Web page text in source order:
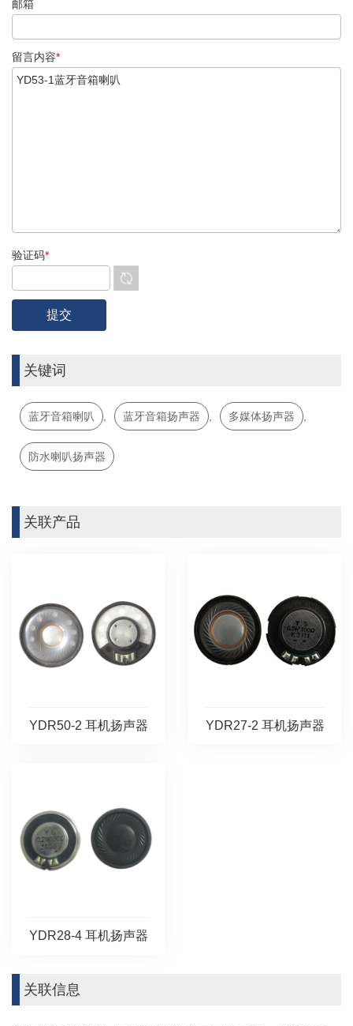
邮箱
留言内容*
验证码*
关键词
蓝牙音箱喇叭 蓝牙音箱扬声器 多媒体扬声器
防水喇叭扬声器
关联产品
YDR50-2 耳机扬声器 YDR27-2 耳机扬声器
YDR28-4 耳机扬声器
关联信息